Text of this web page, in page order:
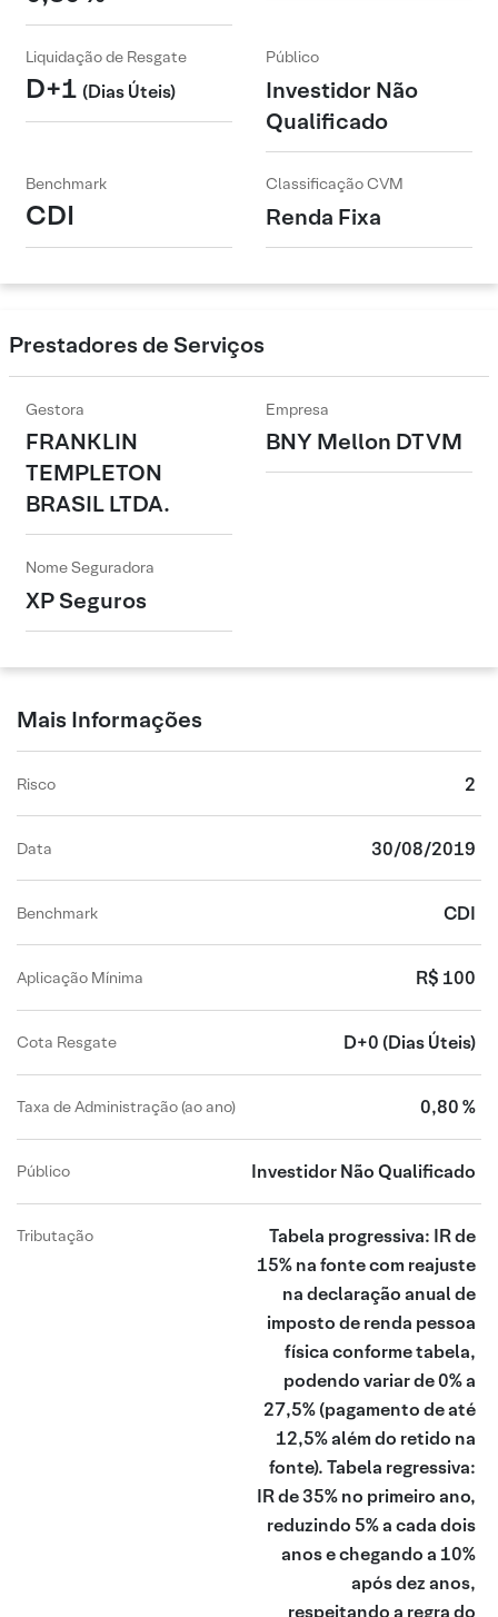
Liquidação de Resgate
D+1 (Dias Úteis)
Público
Investidor Não
Qualificado
Benchmark
CDI
Classificação CVM
Renda Fixa
Prestadores de Serviços
Gestora
FRANKLIN
TEMPLETON
BRASIL LTDA.
Empresa
BNY Mellon DTVM
Nome Seguradora
XP Seguros
Mais Informações
Risco 2
Data 30/08/2019
Benchmark CDI
Aplicação Mínima R$ 100
Cota Resgate D+0 (Dias Úteis)
Taxa de Administração (ao ano) 0,80 %
Público Investidor Não Qualificado
Tributação
Tabela progressiva: IR de
15% na fonte com reajuste
na declaração anual de
imposto de renda pessoa
física conforme tabela,
podendo variar de 0% a
27,5% (pagamento de até
12,5% além do retido na
fonte). Tabela regressiva:
IR de 35% no primeiro ano,
reduzindo 5% a cada dois
anos e chegando a 10%
após dez anos,